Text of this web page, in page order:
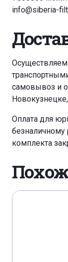
info@siberia-
самовывоз и
Оплата для
безналичному
комплекта